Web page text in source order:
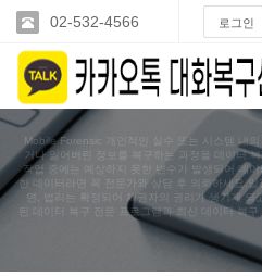
02-532-4566 로그인
Mobile Forensic 개인적인 실수 또는 시스템 내
거나 잃어버린 정보를 복구하는 과정을 데이터
작업 중에는 예상하지 못한 변수가 발생되어 데
한 데이터라면 꼭 전문가와 상담 후 의뢰하세요.
면, 법리는 확정되어 채권자의 권리가 생기게 되
된 데이터 복구 전문 프로그램과 최신 데이터 복